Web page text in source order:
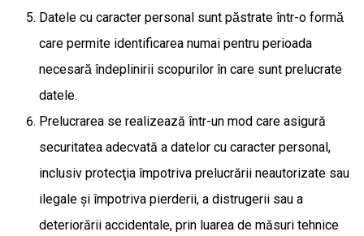
Datele cu caracter personal sunt păstrate într-o formă
care permite identificarea numai pentru perioada
necesară îndeplinirii scopurilor în care sunt prelucrate
datele.
Prelucrarea se realizează într-un mod care asigură
securitatea adecvată a datelor cu caracter personal,
inclusiv protecţia împotriva prelucrării neautorizate sau
ilegale şi împotriva pierderii, a distrugerii sau a
deteriorării accidentale, prin luarea de măsuri tehnice